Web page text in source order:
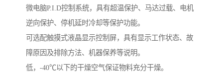
微电脑P.I.D控制系统，具有超温保护、马达过载、电机
逆向保护、停机延时冷却等保护功能。
可选配触摸式液晶显示控制屏，具有显示工作状态、故
障原因及排除方法、机器保养等说明。
低，-40℃以下的干燥空气保证物料充分干燥。